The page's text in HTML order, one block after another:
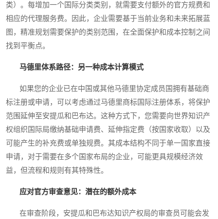
类）。每增加一个国际分类类别，就需要支付额外的官方规费和
相应的代理服务费。因此，企业需要基于当前业务和未来拓展蓝
图，精准规划需要保护的类别范围，在全面保护和成本控制之间
找到平衡点。
马德里体系路径：另一种成本计算模式
如果您的企业已在中国或其他马德里协定成员国拥有基础商
标注册或申请，可以考虑通过马德里商标国际注册体系，将保护
范围延伸至安提瓜和巴布达。这种方式下，您需要向世界知识产
权组织国际局缴纳基础申请费、延伸指定费（按国家收取）以及
可能产生的补充费或单独规费。其成本结构不同于单一国家直接
申请，对于需要在多个国家布局的企业，可能更具规模经济效
益，但流程和规则有其特殊性。
应对官方审查意见：潜在的额外成本
在审查阶段，安提瓜和巴布达知识产权局的审查员可能会发